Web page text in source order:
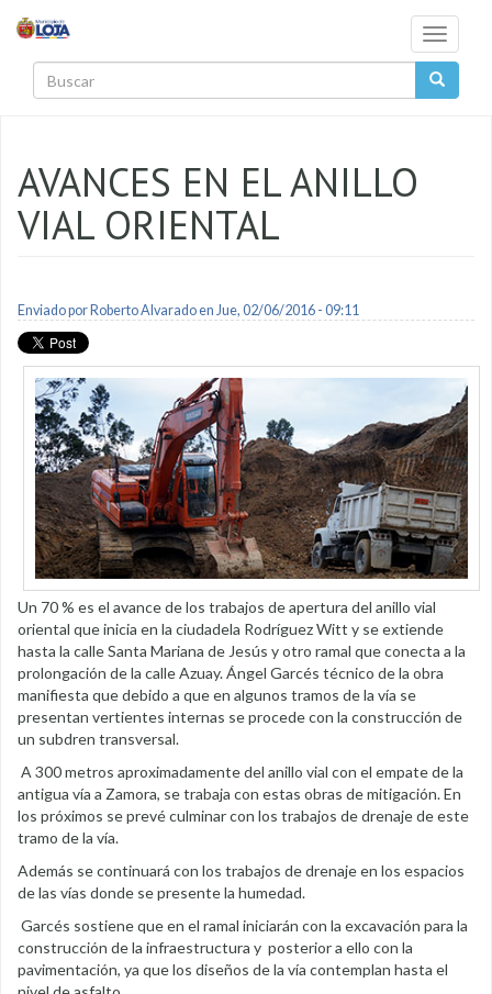
Toggle
AVANCES EN EL ANILLO
VIAL ORIENTAL
Enviado por Roberto Alvaradoen Jue, 02/06/2016 - 09:11
Un 70 % es el avance de los trabajos de apertura del anillo vial
oriental que inicia en la ciudadela Rodríguez Witt y se extiende
hasta la calle Santa Mariana de Jesús y otro ramal que conecta a la
prolongación de la calle Azuay. Ángel Garcés técnico de la obra
manifiesta que debido a que en algunos tramos de la vía se
presentan vertientes internas se procede con la construcción de
un subdren transversal.
A 300 metros aproximadamente del anillo vial con el empate de la
antigua vía a Zamora, se trabaja con estas obras de mitigación. En
los próximos se prevé culminar con los trabajos de drenaje de este
tramo de la vía.
Además se continuará con los trabajos de drenaje en los espacios
de las vías donde se presente la humedad.
Garcés sostiene que en el ramal iniciarán con la excavación para la
construcción de la infraestructura y posterior a ello con la
pavimentación, ya que los diseños de la vía contemplan hasta el